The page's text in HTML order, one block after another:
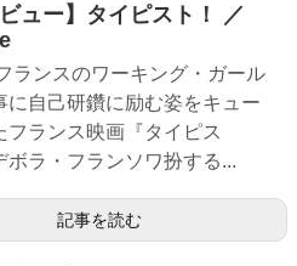
ビュー】タイピスト！ ／
ランスのワーキング・ガール
に自己研鑽に励む姿をキュー
フランス映画『タイピス
ボラ・フランソワ扮する...
記事を読む